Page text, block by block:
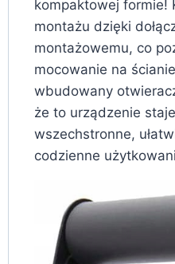
kompaktowej formie!
montażu dzięki
montażowemu, co
mocowanie na
wbudowany
że to urządzenie
wszechstronne,
codzienne